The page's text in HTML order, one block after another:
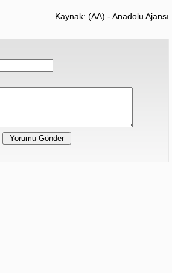
Kaynak: (AA) - Anadolu Ajansı